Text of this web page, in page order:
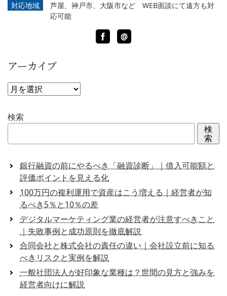
対応地域
芦屋、神戸市、大阪市など WEB面談にて遠方も対
応可能
Facebook
LINE
@
アーカイブ
ア
カ
イ
検索
検
索
銀行融資の前にやるべき「融資診断」｜借入可能額と
評価ポイントを見える化
100万円の複利運用で資産はこう増える｜経営者が知
るべき5％と10％の差
デジタルマーケティング業の経営者が注意すべきこと
｜失敗事例と成功原則を徹底解説
合同会社と株式会社の責任の違い｜会社設立前に知る
べきリスクと実例を解説
一般社団法人が好印象な業種は？世間の見方と強みを
経営者向けに解説